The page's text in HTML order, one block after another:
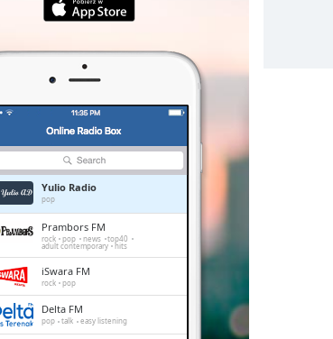
Yulio Radio
pop
Prambors FM
rock pop news top40
adult contemporary hits
iSwara FM
rock pop
Delta FM
pop talk easy listening